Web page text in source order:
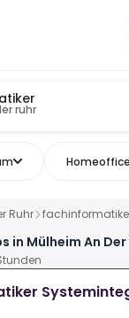
ruhr
Homeoffice
Ruhr
Mülheim An Der